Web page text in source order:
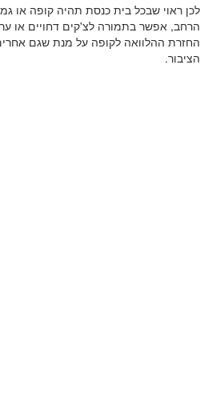
לכן ראוי שבכל בית כנסת תהיה קופה או
הרחב, אפשר בתמורה לצ'קים דחויים או
החזרת ההלוואה לקופה על מנת שגם אחרים
הציבור.